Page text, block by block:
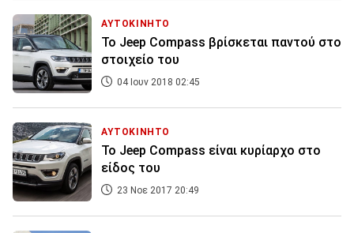
ΑΥΤΟΚΙΝΗΤΟ
Το Jeep Compass βρίσκεται παντού στο
στοιχείο του
04 Ιουν 2018 02:45
ΑΥΤΟΚΙΝΗΤΟ
Το Jeep Compass είναι κυρίαρχο στο
είδος του
23 Νοε 2017 20:49